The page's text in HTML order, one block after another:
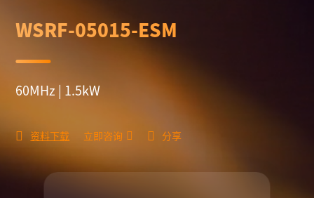
WSRF-05015-ESM
60MHz | 1.5kW
资料下载 立即咨询 分享